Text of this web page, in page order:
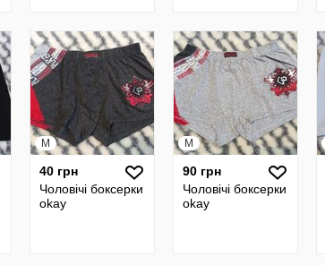
M
40 грн
Чоловічі боксерки
okay
M
90 грн
Чоловічі боксерки
okay